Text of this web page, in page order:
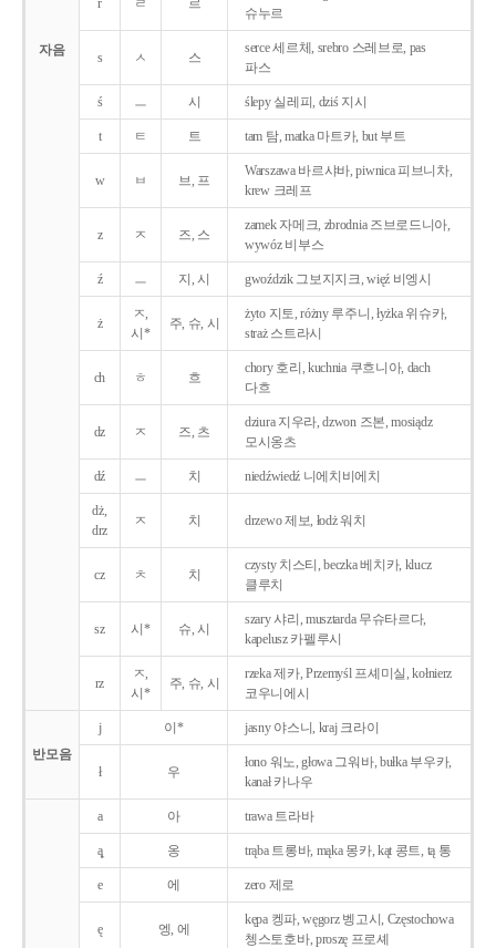
자음
r ㄹ 르
슈누르
s ㅅ 스
serce 세르체, srebro 스레브로, pas
파스
ś ㅡ 시 ślepy 실레피, dziś 지시
t ㅌ 트 tam 탐, matka 마트카, but 부트
w ㅂ 브, 프
Warszawa 바르샤바, piwnica 피브니차,
krew 크레프
z ㅈ 즈, 스
zamek 자메크, zbrodnia 즈브로드니아,
wywóz 비부스
ź ㅡ 지, 시 gwoździk 그보지지크, więź 비엥시
ż
ㅈ,
시*
주, 슈, 시
żyto 지토, różny 루주니, łyżka 위슈카,
straż 스트라시
ch ㅎ 흐
chory 호리, kuchnia 쿠흐니아, dach
다흐
dz ㅈ 즈, 츠
dziura 지우라, dzwon 즈본, mosiądz
모시옹츠
dź ㅡ 치 niedźwiedź 니에치비에치
dż,
drz
ㅈ 치 drzewo 제보, łodż 워치
cz ㅊ 치
czysty 치스티, beczka 베치카, klucz
클루치
sz 시* 슈, 시
szary 샤리, musztarda 무슈타르다,
kapelusz 카펠루시
rz
ㅈ,
시*
주, 슈, 시
rzeka 제카, Przemyśl 프셰미실, kołnierz
코우니에시
반모음
j 이* jasny 야스니, kraj 크라이
ł 우
łono 워노, głowa 그워바, bułka 부우카,
kanał 카나우
a 아 trawa 트라바
ą̨ 옹 trąba 트롱바, mąka 몽카, kąt 콩트, tą 통
e 에 zero 제로
ę 엥, 에
kępa 켕파, węgorz 벵고시, Częstochowa
쳉스토호바, proszę 프로셰